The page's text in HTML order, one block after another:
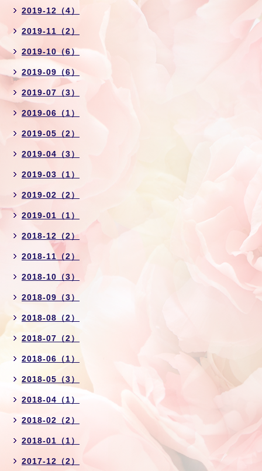
2019-12（4）
2019-11（2）
2019-10（6）
2019-09（6）
2019-07（3）
2019-06（1）
2019-05（2）
2019-04（3）
2019-03（1）
2019-02（2）
2019-01（1）
2018-12（2）
2018-11（2）
2018-10（3）
2018-09（3）
2018-08（2）
2018-07（2）
2018-06（1）
2018-05（3）
2018-04（1）
2018-02（2）
2018-01（1）
2017-12（2）